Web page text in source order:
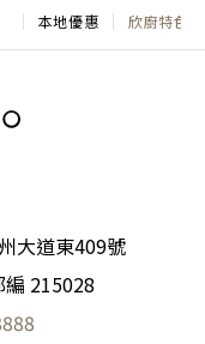
本地優惠 欣廚特色
大道東409號
215028